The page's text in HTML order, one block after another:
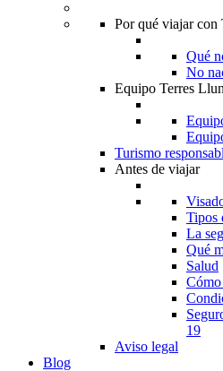
Por qué viajar con
Qué
No
Equipo Terres
Turismo
Antes de viajar
Tipos
La
Qué
Salud
19
Aviso legal
Blog